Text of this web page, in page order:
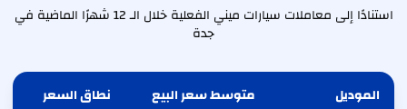
استنادًا إلى معاملات سيارات ميني الفعلية خلال الـ 12 شهرًا الماضية في
جدة
الموديل متوسط سعر البيع نطاق السعر